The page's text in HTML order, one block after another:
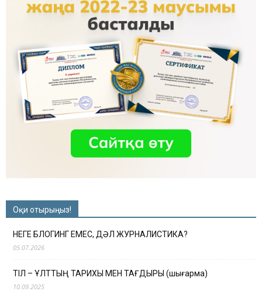
Оқи отырыңыз!
НЕГЕ БЛОГИНГ ЕМЕС, ДӘЛ ЖУРНАЛИСТИКА?
05.07.2026
ТІЛ – ҰЛТТЫҢ ТАРИХЫ МЕН ТАҒДЫРЫ (шығарма)
10.09.2025